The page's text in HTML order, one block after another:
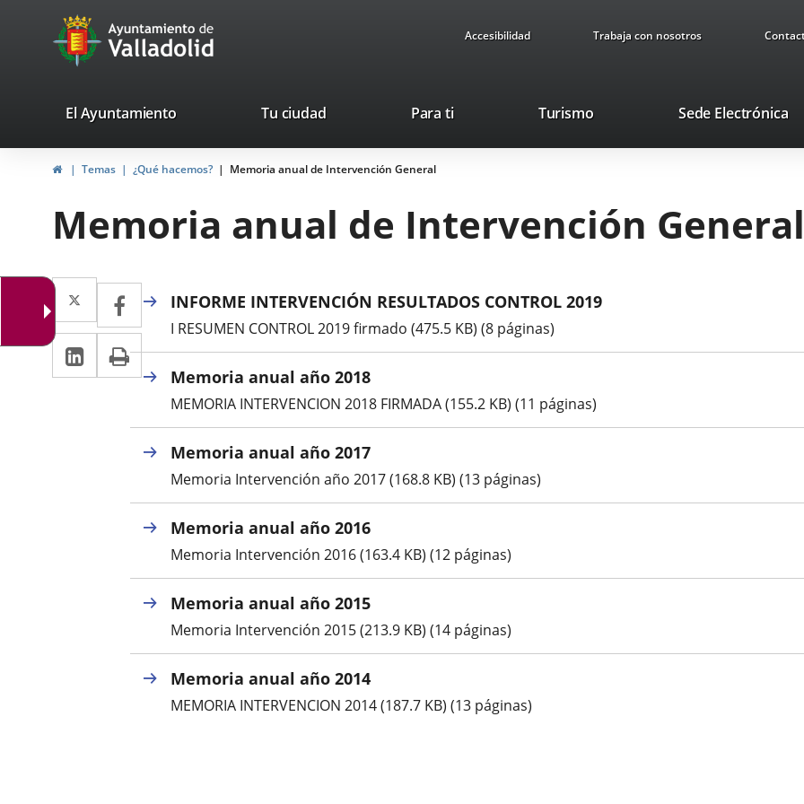
Portal
Web
Ayuntamiento
de
Accesibilidad Trabaja con nosotros
valladolid.es
El Ayuntamiento Tu ciudad Para ti TurismoThis
will
a
pop-
Sede Electrónica
HomeTemas ¿Qué hacemos? Memoria anual de Intervención General
Memoria anual de Intervención General
Twitter
Enlace
a
una
aplicación
Facebook
Enlace
a
una
aplicación
externa.
Linkedin
Enlace
a
aplicación
Print
INFORME INTERVENCIÓN RESULTADOS CONTROL 2019
I RESUMEN CONTROL 2019 firmado (475.5 KB) (8 páginas)
Memoria anual año 2018
MEMORIA INTERVENCION 2018 FIRMADA (155.2 KB) (11 páginas)
Memoria anual año 2017
Memoria Intervención año 2017 (168.8 KB) (13 páginas)
Memoria anual año 2016
Memoria Intervención 2016 (163.4 KB) (12 páginas)
Memoria anual año 2015
Memoria Intervención 2015 (213.9 KB) (14 páginas)
Memoria anual año 2014
MEMORIA INTERVENCION 2014 (187.7 KB) (13 páginas)